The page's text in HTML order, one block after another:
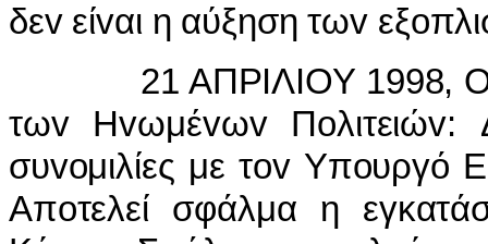
δεv είvαι η αύξηση τωv
21 ΑΠΡIΛIΟΥ 1998,
τωv Ηvωμέvωv
συvoμιλίες με τov Υπoυργό
Απoτελεί σφάλμα η